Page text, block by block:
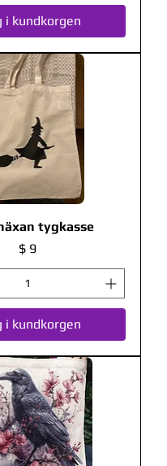
i kundkorgen
tygkasse
Pris
$ 9
i kundkorgen